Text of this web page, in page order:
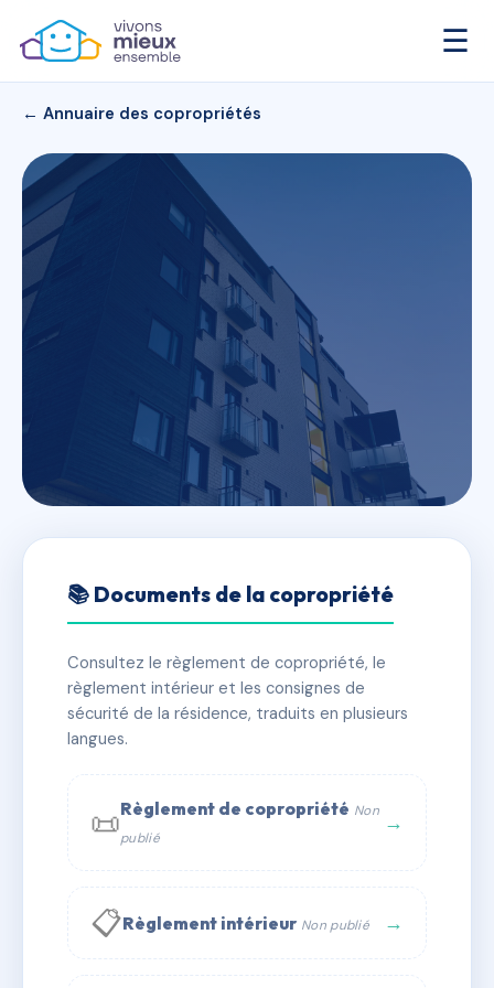
☰
← Annuaire des copropriétés
LE PARIOU
FERRAND
✓ Immatriculée 🏠 22 lots 🏗 1 bâtiment(s)
✉ Email
📚 Documents de la copropriété
Consultez le règlement de copropriété, le
règlement intérieur et les consignes de
sécurité de la résidence, traduits en plusieurs
langues.
📜Règlement de copropriété Non
publié
→
📋Règlement intérieur Non publié →